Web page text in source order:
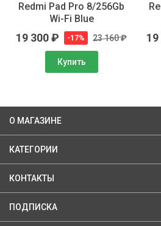
Redmi Pad Pro 8/256Gb
Wi-Fi Blue
19 300 ₽ -17% 23 160 ₽
Купить
О МАГАЗИНЕ
КАТЕГОРИИ
КОНТАКТЫ
ПОДПИСКА